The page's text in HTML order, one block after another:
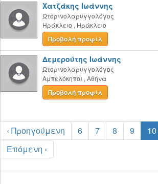
Χατζάκης Ιωάννης
Ωτορινολαρυγγολόγος
Ηράκλειο , Ηράκλειο
Προβολή προφίλ
Δεμερούτης Ιωάννης
Ωτορινολαρυγγολόγος
Αμπελόκηποι , Αθήνα
Προβολή προφίλ
‹ Προηγούμενη 6 7 8 9 10
Επόμενη ›